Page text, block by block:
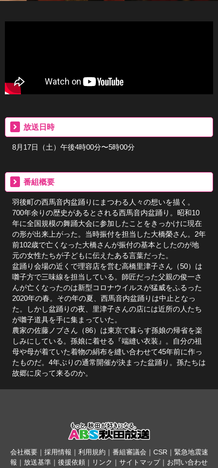
放送日時
8月17日（土）午後4時00分〜5時00分
番組概要
羽後町の西馬音内盆踊りにまつわる人々の想いを描く。
700年余りの歴史があるとされる西馬音内盆踊り。昭和10
年に全国規模の舞踊大会に参加したことをきっかけに現在
の形が出来上がった。当時振付を担当した大橋榮さん。2年
前102歳で亡くなった大橋さんが振付の基本としたのが地
元の女性たちが子どもに伝えたある言葉だった。
盆踊り会場の近くで理容店を営む高橋里津子さん（50）は
囃子方で三味線を担当している。師匠だった父親の俊一さ
んが亡くなったのは新型コロナウイルスが猛威をふるった
2020年の春。その年の夏、西馬音内盆踊りは中止となっ
た。しかし盆踊りの夜、里津子さんの店には近所の人たち
が囃子道具を手に集まっていた。
農家の佐藤ノブさん（86）は東京で暮らす孫娘の帰省を楽
しみにしている。孫娘に着せる『端縫い衣装』。自分の祖
母や母が着ていた着物の絹布を縫い合わせて45年前に作っ
たものだ。4年ぶりの通常開催が決まった盆踊り。孫たちは
故郷に戻って来るのか。
会社概要｜ 採用情報 ｜ 利用規約 ｜ 番組審議会 ｜ CSR ｜ 緊急地震速
報 ｜ 放送基準 ｜ 後援依頼 ｜ リンク ｜ サイトマップ｜ お問い合わせ